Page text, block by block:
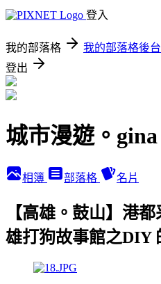
登入
我的部落格 我的部落格後台
登出
城市漫遊。gina
相簿 部落格 名片
【高雄。鼓山】港
雄打狗故事館之DIY